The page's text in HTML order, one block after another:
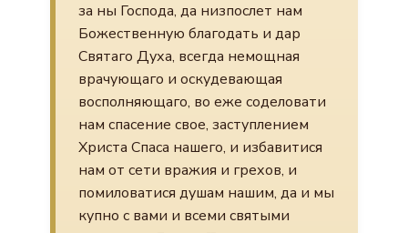
за ны Господа, да низпослет нам
Божественную благодать и дар
Святаго Духа, всегда немощная
врачующаго и оскудевающая
восполняющаго, во еже соделовати
нам спасение свое, заступлением
Христа Спаса нашего, и избавитися
нам от сети вражия и грехов, и
помиловатися душам нашим, да и мы
купно с вами и всеми святыми